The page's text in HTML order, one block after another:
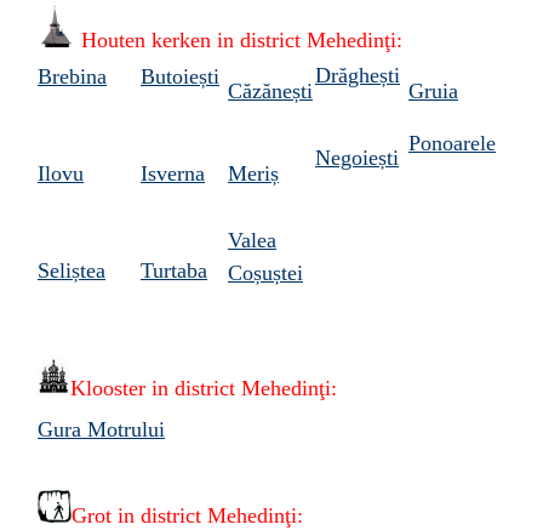
Houten kerken in district Mehedinţi:
Brebina
Butoiești
Căzănești
Drăghești
Gruia
Ilovu Isverna Meriș
Negoiești
Ponoarele
Seliștea Turtaba
Valea
Coșuștei
Klooster in district Mehedinţi:
Gura Motrului
Grot in district Mehedinţi: